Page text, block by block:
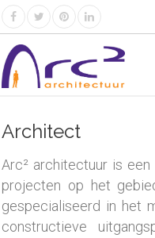
Architect
Arc² architectuur is
projecten op het
gespecialiseerd in het
constructieve